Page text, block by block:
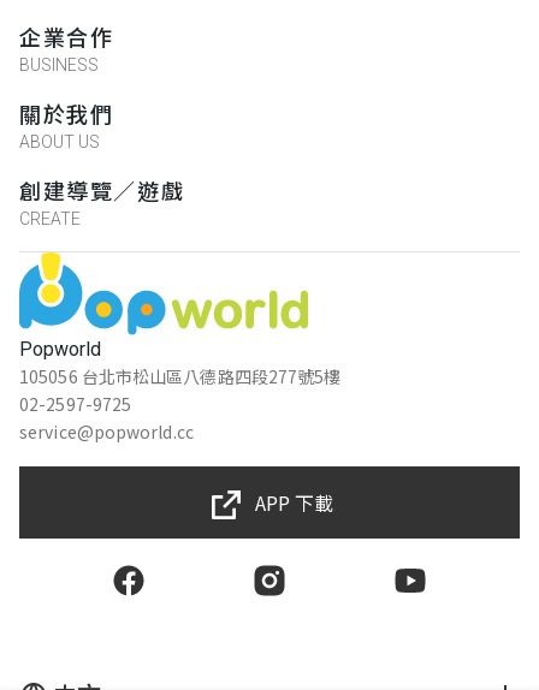
Popworld
105056 台北市松山區八德路四段277號5樓
02-2597-9725
service@popworld.cc
企業合作
BUSINESS
關於我們
ABOUT US
創建導覽／遊戲
CREATE
APP 下載